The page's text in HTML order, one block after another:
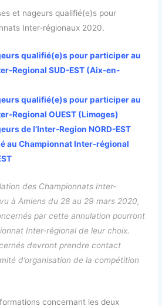
et nageurs qualifié(e)s pour
Inter-régionaux 2020.
qualifié(e)s pour participer au
Regional SUD-EST (Aix-en-
qualifié(e)s pour participer au
Regional OUEST (Limoges)
de l’Inter-Region NORD-EST
au Championnat Inter-régional
des Championnats Inter-
à Amiens du 28 au 29 mars 2020,
par cette annulation pourront
Inter-régional de leur choix.
devront prendre contact
d’organisation de la compétition
concernant les deux